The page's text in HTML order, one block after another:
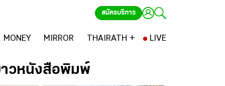
สมัครบริการ
MONEY MIRROR THAIRATH + LIVE
วหนังสือพิมพ์